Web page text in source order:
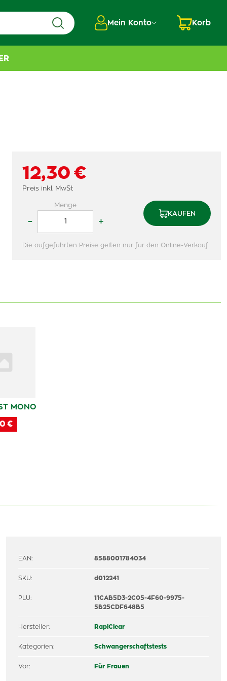
Mein Konto Korb
12,30 €
Preis inkl. MwSt
Menge
– +
KAUFEN
Die aufgeführten Preise gelten nur für den Online-Verkauf
MONO
€
EAN: 8588001784034
SKU: d012241
PLU:
11CAB5D3-2C05-4F60-9975-
5B25CDF648B5
Hersteller: RapiClear
Kategorien: Schwangerschaftstests
Vor: Für Frauen